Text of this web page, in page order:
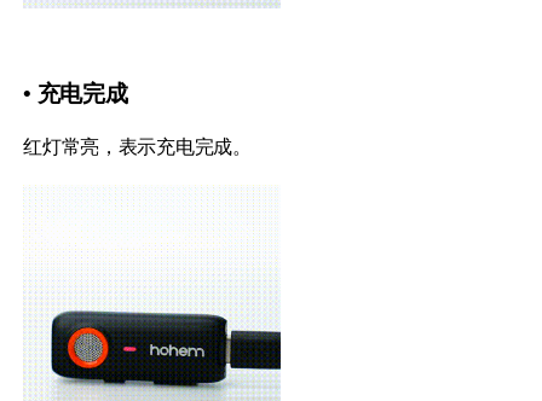
• 充电完成
红灯常亮，表示充电完成。